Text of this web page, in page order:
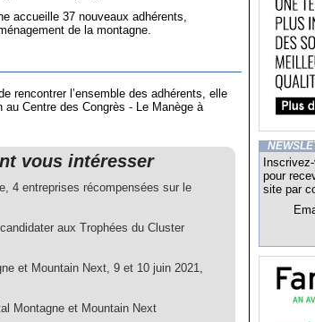
accueille 37 nouveaux adhérents,
de la montagne.
rencontrer l’ensemble des adhérents, elle
Centre des Congrès - Le Manège à
vous intéresser
4 entreprises récompensées sur le
aux Trophées du Cluster
et Mountain Next, 9 et 10 juin 2021,
Montagne et Mountain Next
pour
site par